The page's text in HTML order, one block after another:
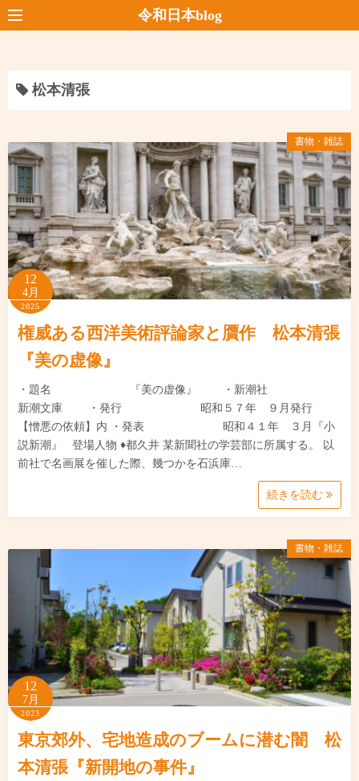
コ
ン
ン
へ
キ
プ
令和日本blog
松本清張
書物・雑誌
12
4月
2025
権威ある西洋美術評論家と贋作 松本清張
『美の虚像』
・題名 『美の虚像』 ・新潮社
新潮文庫 ・発行 昭和５７年 ９月発行
【憎悪の依頼】内 ・発表 昭和４１年 ３月『小
説新潮』 登場人物 ♦都久井 某新聞社の学芸部に所属する。 以
前社で名画展を催した際、幾つかを石浜庫…
続きを読む
書物・雑誌
12
7月
2023
東京郊外、宅地造成のブームに潜む闇 松
本清張『新開地の事件』